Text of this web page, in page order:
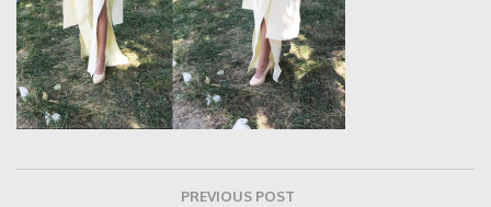
PREVIOUS POST